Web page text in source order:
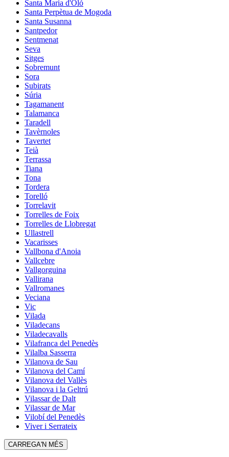
Santa Maria d'Oló
Santa Perpètua de Mogoda
Santa Susanna
Santpedor
Sentmenat
Seva
Sitges
Sobremunt
Sora
Subirats
Súria
Tagamanent
Talamanca
Taradell
Tavèrnoles
Tavertet
Teià
Terrassa
Tiana
Tona
Tordera
Torelló
Torrelavit
Torrelles de Foix
Torrelles de Llobregat
Ullastrell
Vacarisses
Vallbona d'Anoia
Vallcebre
Vallgorguina
Vallirana
Vallromanes
Veciana
Vic
Vilada
Viladecans
Viladecavalls
Vilafranca del Penedès
Vilalba Sasserra
Vilanova de Sau
Vilanova del Camí
Vilanova del Vallès
Vilanova i la Geltrú
Vilassar de Dalt
Vilassar de Mar
Vilobí del Penedès
Viver i Serrateix
CARREGA'N MÉS